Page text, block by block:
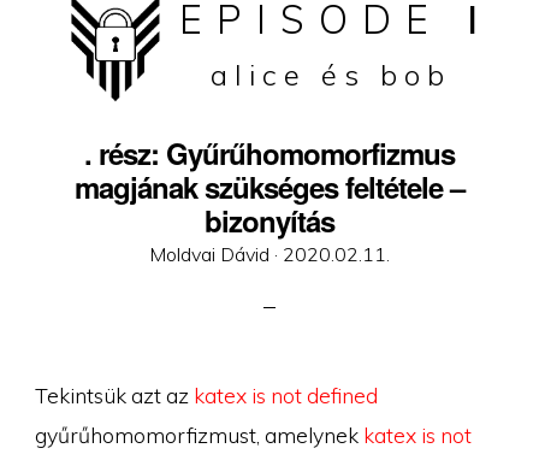
EPISODE I
alice és bob
. rész: Gyűrűhomomorfizmus
magjának szükséges feltétele –
bizonyítás
Moldvai Dávid · Posted
2020.02.11.
Tekintsük azt az katex is not defined
gyűrűhomomorfizmust, amelynek katex is not